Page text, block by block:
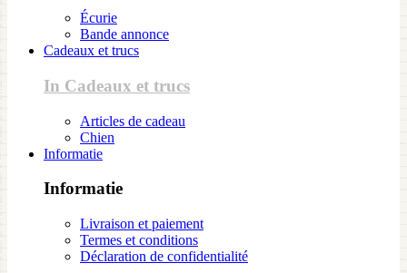
Écurie
Bande annonce
Cadeaux et trucs
In Cadeaux et trucs
Articles de cadeau
Chien
Informatie
Informatie
Livraison et paiement
Termes et conditions
Déclaration de confidentialité